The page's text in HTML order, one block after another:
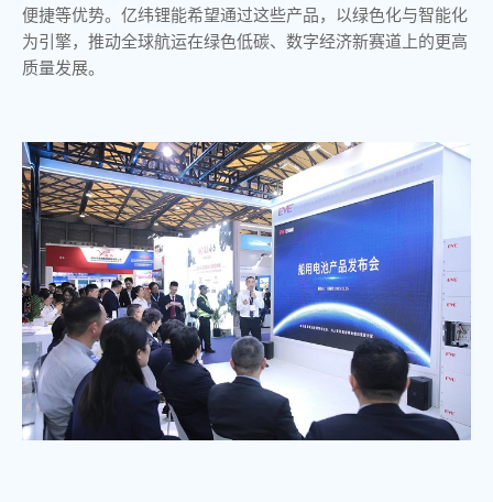
便捷等优势。亿纬锂能希望通过这些产品，以绿色化与智能化
为引擎，推动全球航运在绿色低碳、数字经济新赛道上的更高
质量发展。